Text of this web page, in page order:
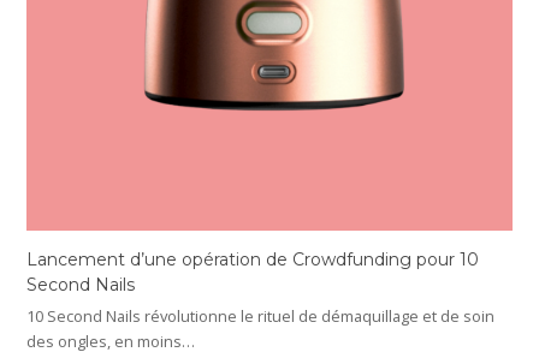
Lancement d’une opération de Crowdfunding pour 10
Second Nails
10 Second Nails révolutionne le rituel de démaquillage et de soin
des ongles, en moins…